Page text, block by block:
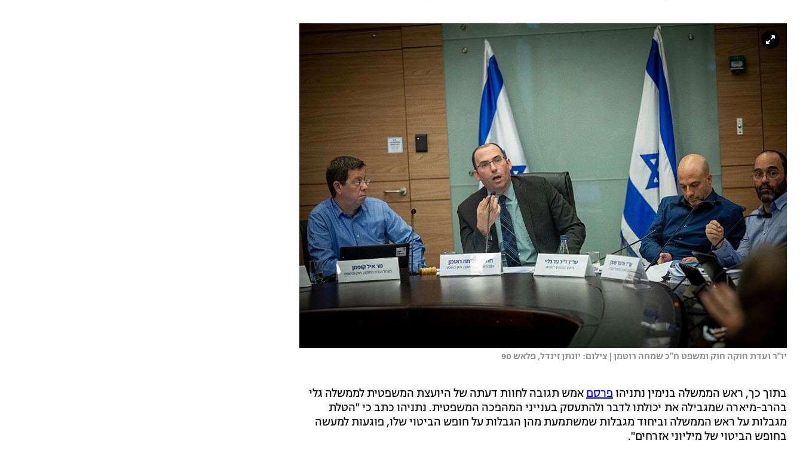
יו''ר ועדת חוקה חוק ומשפט ח''כ שמחה רוטמן | צילום: יונתן זינדל, פלאש 90
בתוך כך, ראש הממשלה בנימין נתניהופרסםאמש תגובה לחוות דעתה של היועצת המשפטית לממשלה גלי
בהרב-מיארה שמגבילה את יכולתו לדבר ולהתעסק בענייני המהפכה המשפטית. נתניהו כתב כי "הטלת
מגבלות על ראש הממשלה וביחוד מגבלות שמשתמעת מהן הגבלות על חופש הביטוי שלו, פוגעות למעשה
בחופש הביטוי של מיליוני אזרחים".